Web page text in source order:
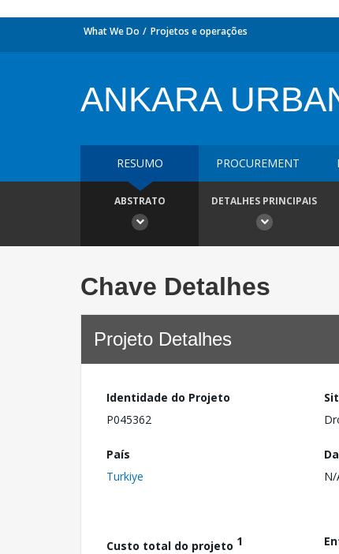
What We Do Projetos e operações
ANKARA
RESUMO PROCUREMENT
ABSTRATO DETALHES PRINCIPAIS
Chave Detalhes
Projeto Detalhes
Identidade do Projeto
P045362
País
Turkiye
N/
Custo total do projeto 1